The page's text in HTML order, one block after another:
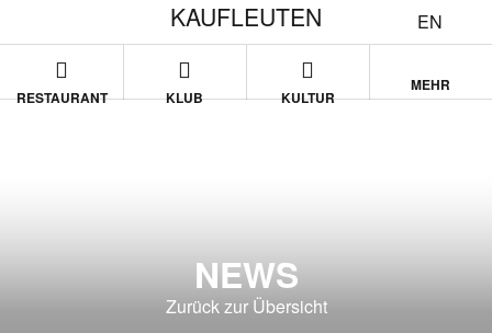
EN
KAUFLEUTEN
RESTAURANT KLUB KULTUR
MEHR
NEWS
Zurück zur Übersicht